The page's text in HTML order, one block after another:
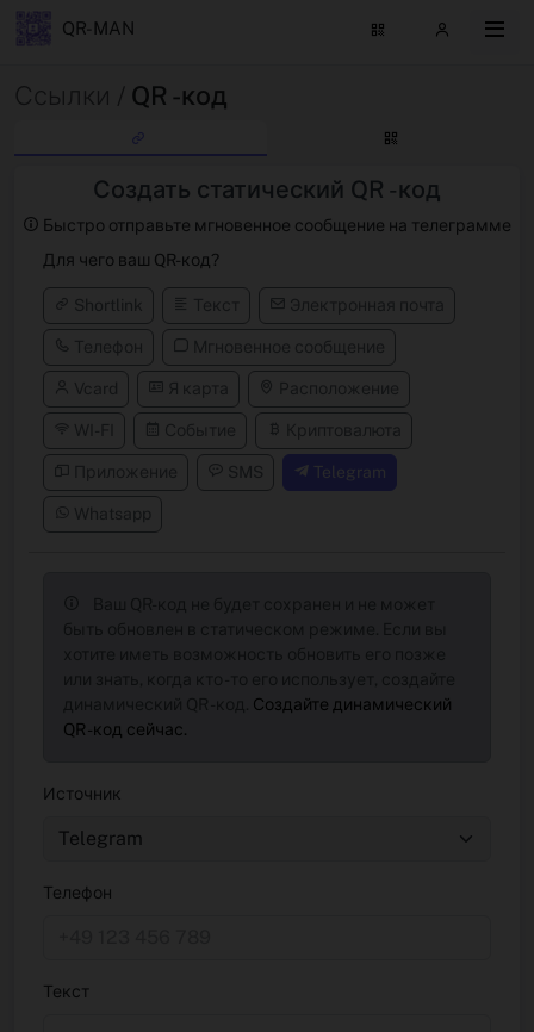
QR-MAN
Ссылки / QR -код
Создать статический QR -код
Быстро отправьте мгновенное сообщение на телеграмме
Для чего ваш QR-код?
Shortlink Текст Электронная почта
Телефон Мгновенное сообщение
Vcard Я карта Расположение
WI-FI Событие Криптовалюта
Приложение SMS Telegram
Whatsapp
Создайте динамический
QR -код сейчас.
Источник
Телефон
Текст